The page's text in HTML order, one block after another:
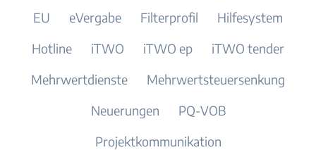
EU
eVergabe Filterprofil
Hilfesystem
Hotline
iTWO iTWO ep
iTWO tender
Mehrwertdienste
Mehrwertsteuersenkung
Neuerungen
PQ-VOB
Projektkommunikation